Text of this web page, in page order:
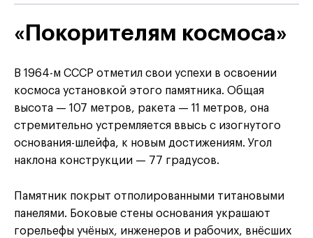
«Покорителям космоса»
В 1964-м СССР отметил свои успехи в освоении
космоса установкой этого памятника. Общая
высота — 107 метров, ракета — 11 метров, она
стремительно устремляется ввысь с изогнутого
основания-шлейфа, к новым достижениям. Угол
наклона конструкции — 77 градусов.
Памятник покрыт отполированными титановыми
панелями. Боковые стены основания украшают
горельефы учёных, инженеров и рабочих, внёсших